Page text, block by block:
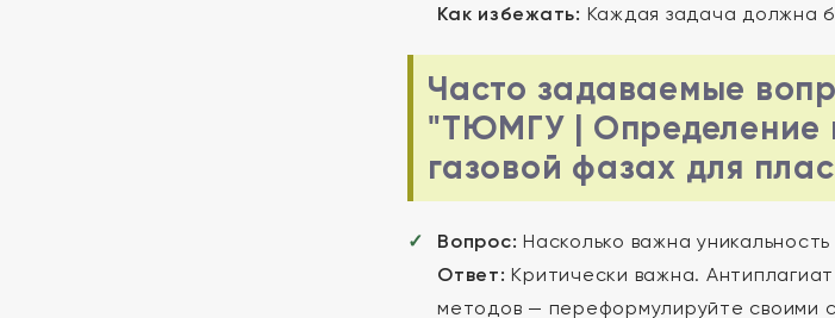
Как избежать: Каждая задача должна
Часто задаваемые
"ТЮМГУ | Определение
газовой фазах для
Вопрос: Насколько важна
Ответ: Критически важна.
методов — переформулируйте своими